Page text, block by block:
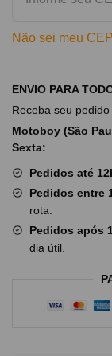
Não sei meu CEP
ENVIO PARA
Receba seu
Motoboy (São
Sexta:
Pedidos até
Pedidos entre
rota.
Pedidos após
dia útil.